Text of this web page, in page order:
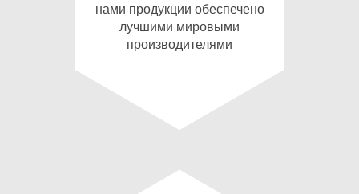
нами продукции обеспечено
лучшими мировыми
производителями